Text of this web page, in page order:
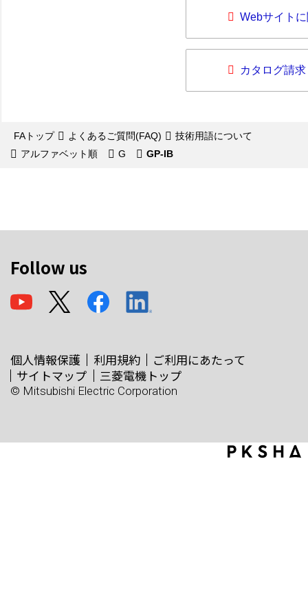
Webサイト
カタログ請求
FAトップ よくあるご質問(FAQ)
技術用語について
アルファベット順
G GP-IB
Follow us
個人情報保護 利用規約
ご利用にあたって
サイトマップ
三菱電機トップ
© Mitsubishi Electric Corporation